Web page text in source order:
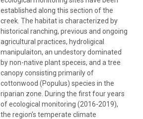
established along this section of the
creek. The habitat is characterized by
historical ranching, previous and ongoing
agricultural practices, hydroligical
manipulaiton, an undestory dominated
by non-native plant speceis, and a tree
canopy consisting primarily of
cottonwood (Populus) species in the
riparian zone. During the first four years
of ecological monitoring (2016-2019),
the region's temperate climate